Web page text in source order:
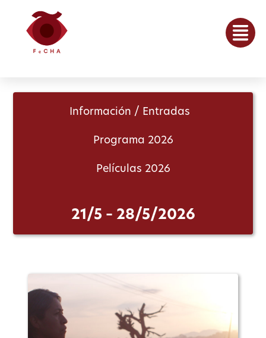
Información / Entradas
Programa 2026
Películas 2026
21/5 – 28/5/2026